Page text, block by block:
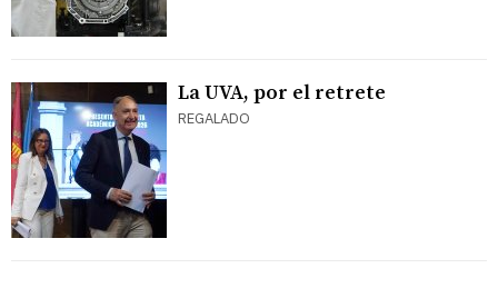
La UVA, por el retrete
REGALADO